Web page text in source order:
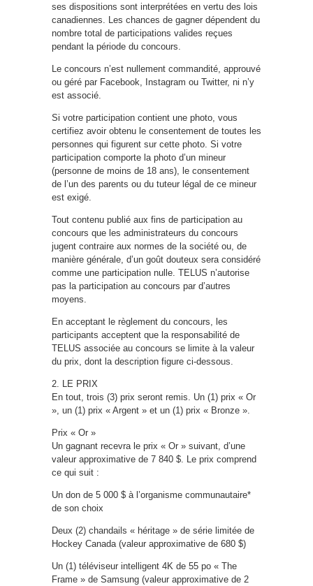
ses dispositions sont interprétées en vertu des lois
canadiennes. Les chances de gagner dépendent du
nombre total de participations valides reçues
pendant la période du concours.
Le concours n’est nullement commandité, approuvé
ou géré par Facebook, Instagram ou Twitter, ni n’y
est associé.
Si votre participation contient une photo, vous
certifiez avoir obtenu le consentement de toutes les
personnes qui figurent sur cette photo. Si votre
participation comporte la photo d’un mineur
(personne de moins de 18 ans), le consentement
de l’un des parents ou du tuteur légal de ce mineur
est exigé.
Tout contenu publié aux fins de participation au
concours que les administrateurs du concours
jugent contraire aux normes de la société ou, de
manière générale, d’un goût douteux sera considéré
comme une participation nulle. TELUS n’autorise
pas la participation au concours par d’autres
moyens.
En acceptant le règlement du concours, les
participants acceptent que la responsabilité de
TELUS associée au concours se limite à la valeur
du prix, dont la description figure ci-dessous.
2. LE PRIX
En tout, trois (3) prix seront remis. Un (1) prix « Or
», un (1) prix « Argent » et un (1) prix « Bronze ».
Prix « Or »
Un gagnant recevra le prix « Or » suivant, d’une
valeur approximative de 7 840 $. Le prix comprend
ce qui suit :
Un don de 5 000 $ à l’organisme communautaire*
de son choix
Deux (2) chandails « héritage » de série limitée de
Hockey Canada (valeur approximative de 680 $)
Un (1) téléviseur intelligent 4K de 55 po « The
Frame » de Samsung (valeur approximative de 2